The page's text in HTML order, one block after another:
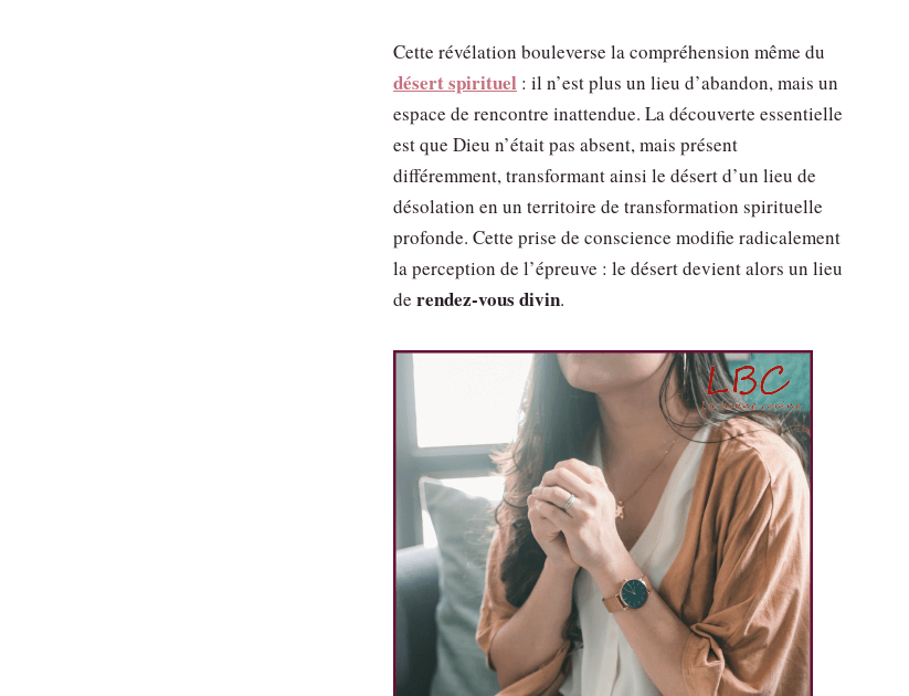
Cette révélation bouleverse la compréhension même du
désert spirituel : il n’est plus un lieu d’abandon, mais un
espace de rencontre inattendue. La découverte essentielle
est que Dieu n’était pas absent, mais présent
différemment, transformant ainsi le désert d’un lieu de
désolation en un territoire de transformation spirituelle
profonde. Cette prise de conscience modifie radicalement
la perception de l’épreuve : le désert devient alors un lieu
de rendez-vous divin.